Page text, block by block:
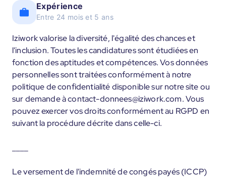
Expérience
Entre 24 mois et 5 ans
Iziwork valorise la diversité, l'égalité des chances et
l'inclusion. Toutes les candidatures sont étudiées en
fonction des aptitudes et compétences. Vos données
personnelles sont traitées conformément à notre
politique de confidentialité disponible sur notre site ou
sur demande à contact-donnees@iziwork.com. Vous
pouvez exercer vos droits conformément au RGPD en
suivant la procédure décrite dans celle-ci.
Le versement de l'indemnité de congés payés (ICCP)